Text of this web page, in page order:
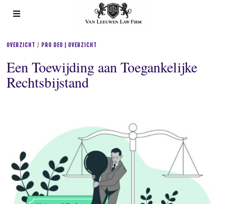
OVERZICHT / PRO DEO | OVERZICHT
Een Toewijding aan Toegankelijke
Rechtsbijstand